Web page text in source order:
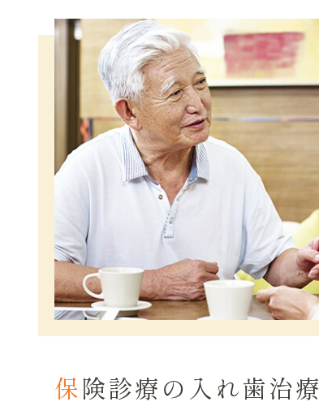
保険診療の入れ歯治療